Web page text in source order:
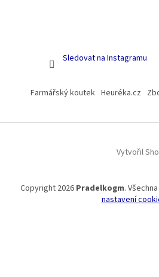
Sledovat na Instagramu
Farmářský koutek Heuréka.cz
Vytvořil
Copyright 2026 Pradelkogm.
nastavení